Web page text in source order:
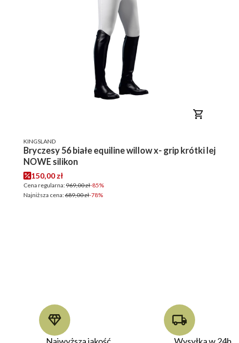
PRODUCENT
KINGSLAND
Bryczesy 56 białe equiline willow x- grip krótki lej
NOWE silikon
Cena promocyjna
150,00 zł
Cena regularna:969,00 zł-85%
Najniższa cena:689,00 zł-78%